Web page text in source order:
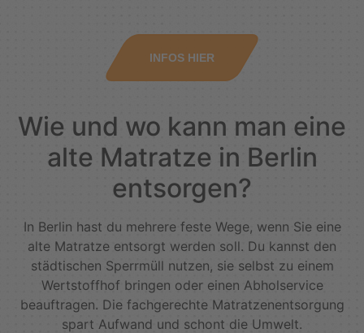
INFOS HIER
Wie und wo kann man eine
alte Matratze in Berlin
entsorgen?
In Berlin hast du mehrere feste Wege, wenn Sie eine
alte Matratze entsorgt werden soll. Du kannst den
städtischen Sperrmüll nutzen, sie selbst zu einem
Wertstoffhof bringen oder einen Abholservice
beauftragen. Die fachgerechte Matratzenentsorgung
spart Aufwand und schont die Umwelt.